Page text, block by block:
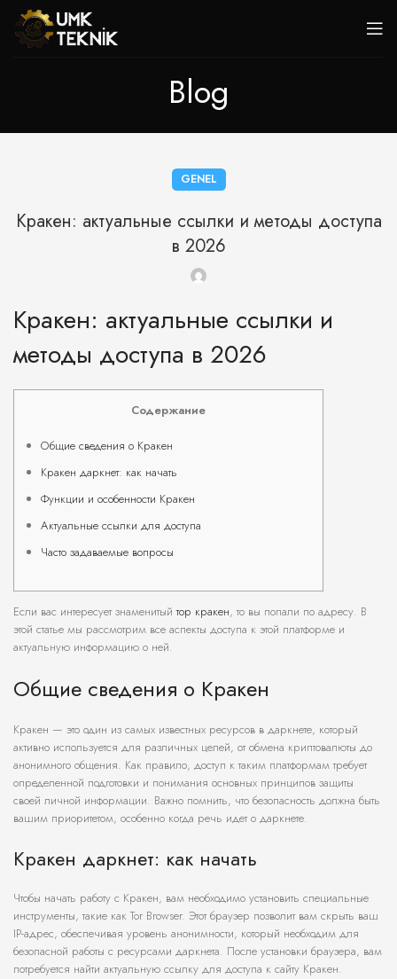
Blog
GENEL
Кракен: актуальные ссылки и методы доступа
в 2026
Кракен: актуальные ссылки и
методы доступа в 2026
Содержание
Общие сведения о Кракен
Кракен даркнет: как начать
Функции и особенности Кракен
Актуальные ссылки для доступа
Часто задаваемые вопросы
Если вас интересует знаменитыйтор кракен, то вы попали по адресу. В
этой статье мы рассмотрим все аспекты доступа к этой платформе и
актуальную информацию о ней.
Общие сведения о Кракен
Кракен — это один из самых известных ресурсов в даркнете, который
активно используется для различных целей, от обмена криптовалюты до
анонимного общения. Как правило, доступ к таким платформам требует
определенной подготовки и понимания основных принципов защиты
своей личной информации. Важно помнить, что безопасность должна быть
вашим приоритетом, особенно когда речь идет о даркнете.
Кракен даркнет: как начать
Чтобы начать работу с Кракен, вам необходимо установить специальные
инструменты, такие как Tor Browser. Этот браузер позволит вам скрыть ваш
IP-адрес, обеспечивая уровень анонимности, который необходим для
безопасной работы с ресурсами даркнета. После установки браузера, вам
потребуется найти актуальную ссылку для доступа к сайту Кракен.